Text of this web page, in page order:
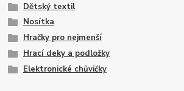
Dětský textil
Nosítka
Hračky pro nejmenší
Hrací deky a podložky
Elektronické chůvičky